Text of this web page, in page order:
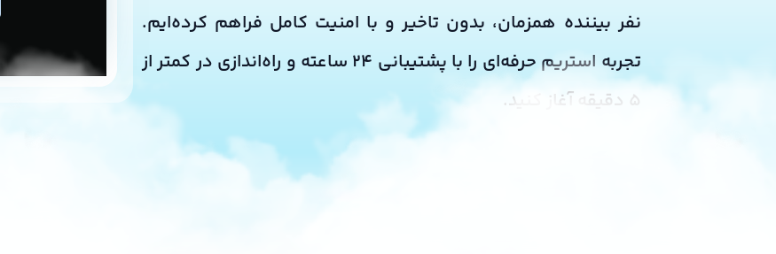
نفر بیننده همزمان، بدون تاخیر و با امنیت کامل فراهم کرده‌ایم.
تجربه استریم حرفه‌ای را با پشتیبانی ۲۴ ساعته و راه‌اندازی در کمتر از
۵ دقیقه آغاز کنید.